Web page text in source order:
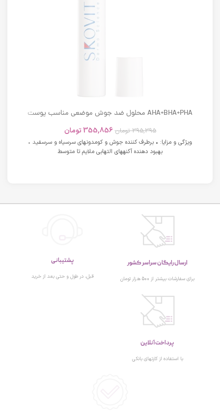
AHA+BHA+PHA محلول ضد جوش موضعی مناسب پوست
395,395 تومان 355,856 تومان
ویژگی و مزایا: • برطرف کننده جوش و کومدونهای سرسیاه و سرسفید •
بهبود دهنده آکنههای التهابی ملایم تا متوسط
ارسال رایگان سراسر کشور
برای سفارشات بیشتر از 500 هزار تومان
پشتیبانی
قبل، در طول و حتی بعد از خرید
پرداخت آنلاین
با استفاده از کارتهای بانکی